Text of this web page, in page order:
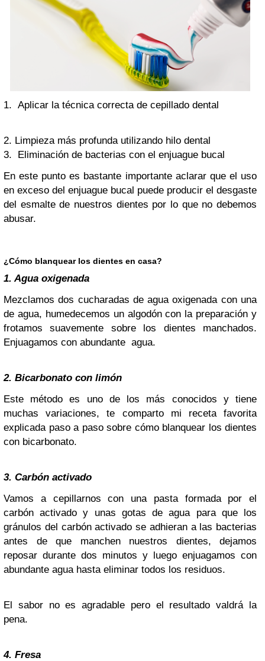
1. Aplicar la técnica correcta de cepillado dental
2. Limpieza más profunda utilizando hilo dental
3. Eliminación de bacterias con el enjuague bucal
En este punto es bastante importante aclarar que el uso
en exceso del enjuague bucal puede producir el desgaste
del esmalte de nuestros dientes por lo que no debemos
abusar.
¿Cómo blanquear los dientes en casa?
1. Agua oxigenada
Mezclamos dos cucharadas de agua oxigenada con una
de agua, humedecemos un algodón con la preparación y
frotamos suavemente sobre los dientes manchados.
Enjuagamos con abundante agua.
2. Bicarbonato con limón
Este método es uno de los más conocidos y tiene
muchas variaciones, te comparto mi receta favorita
explicada paso a paso sobre cómo blanquear los dientes
con bicarbonato.
3. Carbón activado
Vamos a cepillarnos con una pasta formada por el
carbón activado y unas gotas de agua para que los
gránulos del carbón activado se adhieran a las bacterias
antes de que manchen nuestros dientes, dejamos
reposar durante dos minutos y luego enjuagamos con
abundante agua hasta eliminar todos los residuos.
El sabor no es agradable pero el resultado valdrá la
pena.
4. Fresa